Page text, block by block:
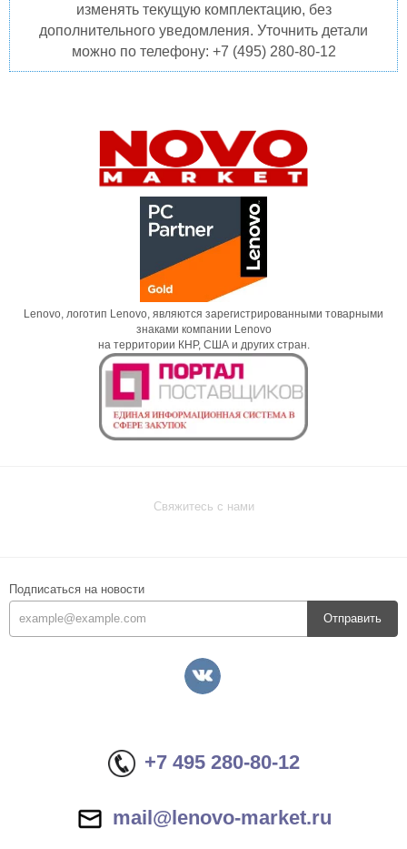
изменять текущую комплектацию, без
дополнительного уведомления. Уточнить детали
можно по телефону: +7 (495) 280-80-12
Lenovo, логотип Lenovo, являются зарегистрированными товарными
знаками компании Lenovo
на территории КНР, США и других стран.
Свяжитесь с нами
Подписаться на новости
Отправить
+7 495 280-80-12
mail@lenovo-market.ru